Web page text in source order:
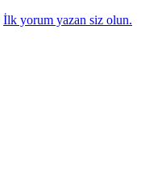
İlk yorum yazan siz olun.